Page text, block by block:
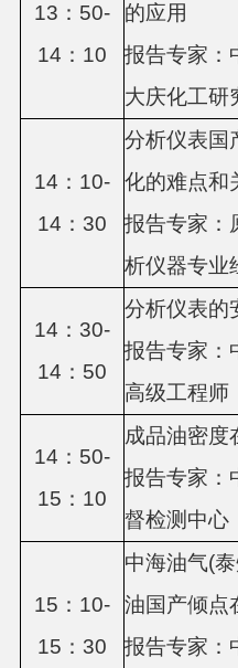
13： 50-
14 ： 10
的应用
报告专家：
大庆化工研
14 ： 10-
14： 30
分析仪表国
化的难点和
报告专家：
析仪器专业
14： 30-
14： 50
分析仪表的
报告专家：
高级工程师
14： 50-
15 ： 10
成品油密度
报告专家：
督检测中心
15 ： 10-
15： 30
中海油气(
油国产倾点
报告专家：